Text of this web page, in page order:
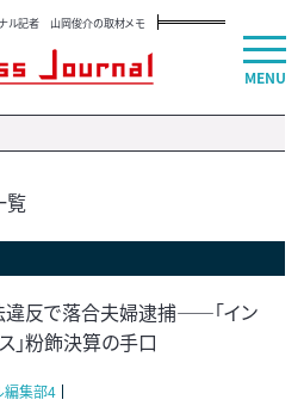
ナル記者 山岡俊介の取材メモ
覧
違反で落合夫婦逮捕――「イン
」粉飾決算の手口
編集部4
MENU